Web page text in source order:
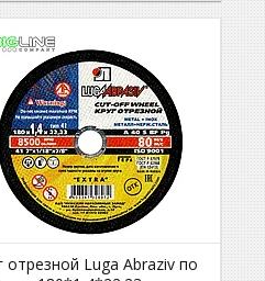
отрезной Luga Abraziv по